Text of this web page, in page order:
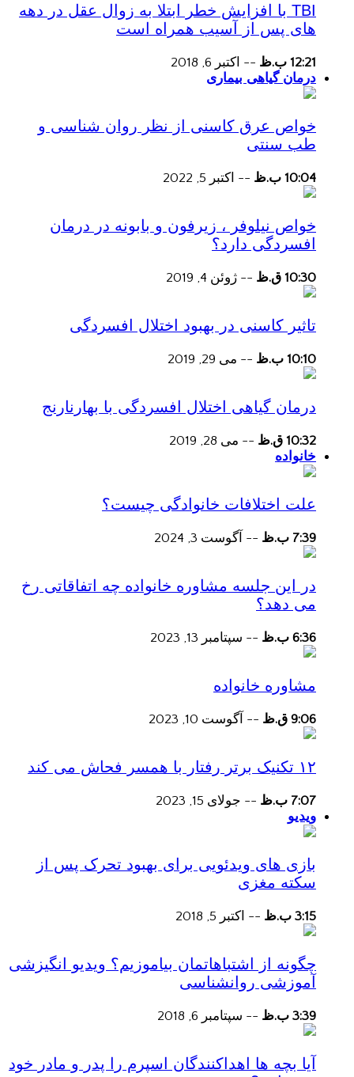
TBI با افزایش خطر ابتلا به زوال عقل در دهه
های پس از آسیب همراه است
12:21 ب.ظ -- اکتبر 6, 2018
درمان گیاهی بیماری
خواص عرق کاسنی از نظر روان شناسی و
طب سنتی
10:04 ب.ظ -- اکتبر 5, 2022
خواص نیلوفر ، زیرفون و بابونه در درمان
افسردگی دارد؟
10:30 ق.ظ -- ژوئن 4, 2019
تاثیر کاسنی در بهبود اختلال افسردگی
10:10 ب.ظ -- می 29, 2019
درمان گیاهی اختلال افسردگی با بهارنارنج
10:32 ق.ظ -- می 28, 2019
خانواده
علت اختلافات خانوادگی چیست؟
7:39 ب.ظ -- آگوست 3, 2024
در این جلسه مشاوره خانواده چه اتفاقاتی رخ
می دهد؟
6:36 ب.ظ -- سپتامبر 13, 2023
مشاوره خانواده
9:06 ق.ظ -- آگوست 10, 2023
۱۲ تکنیک برتر رفتار با همسر فحاش می کند
7:07 ب.ظ -- جولای 15, 2023
ویدیو
بازی های ویدئویی برای بهبود تحرک پس از
سکته مغزی
3:15 ب.ظ -- اکتبر 5, 2018
چگونه از اشتباهاتمان بیاموزیم؟ ویدیو انگیزشی
آموزشی روانشناسی
3:39 ب.ظ -- سپتامبر 6, 2018
آیا بچه ها اهداکنندگان اسپرم را پدر و مادر خود